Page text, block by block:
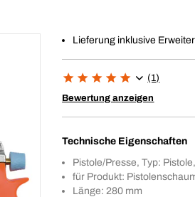
Lieferung inklusive
(1)
Bewertung anzeigen
Technische Eigenschaften
Pistole/Presse, Typ:
für Produkt:
Länge: 280 mm